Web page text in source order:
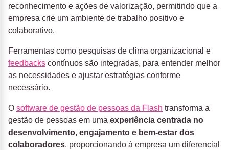
reconhecimento e ações de valorização, permitindo que a
empresa crie um ambiente de trabalho positivo e
colaborativo.
Ferramentas como pesquisas de clima organizacional e
feedbacks contínuos são integradas, para entender melhor
as necessidades e ajustar estratégias conforme
necessário.
O software de gestão de pessoas da Flash transforma a
gestão de pessoas em uma experiência centrada no
desenvolvimento, engajamento e bem-estar dos
colaboradores, proporcionando à empresa um diferencial